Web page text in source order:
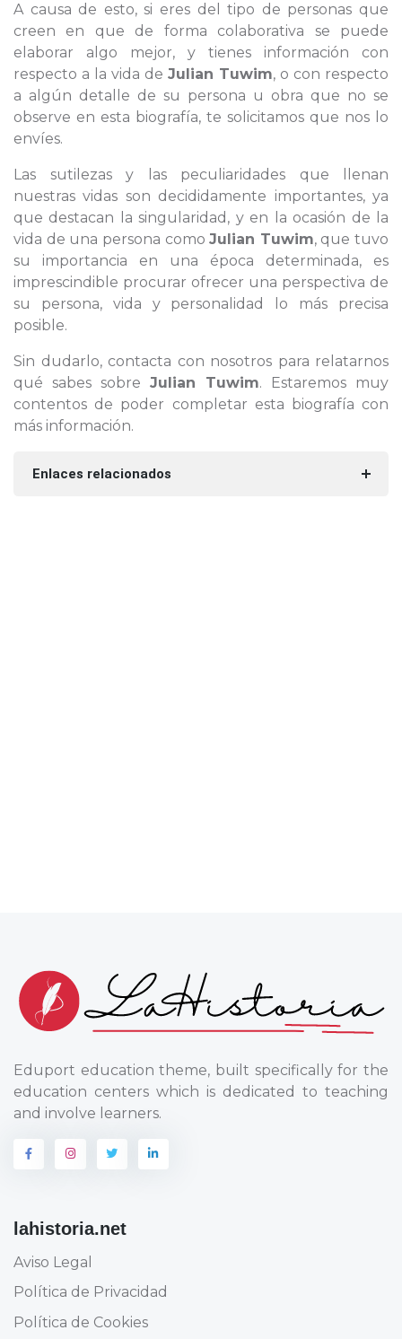
A causa de esto, si eres del tipo de personas que
creen en que de forma colaborativa se puede
elaborar algo mejor, y tienes información con
respecto a la vida de Julian Tuwim, o con respecto
a algún detalle de su persona u obra que no se
observe en esta biografía, te solicitamos que nos lo
envíes.
Las sutilezas y las peculiaridades que llenan
nuestras vidas son decididamente importantes, ya
que destacan la singularidad, y en la ocasión de la
vida de una persona comoJulian Tuwim, que tuvo
su importancia en una época determinada, es
imprescindible procurar ofrecer una perspectiva de
su persona, vida y personalidad lo más precisa
posible.
Sin dudarlo, contacta con nosotros para relatarnos
qué sabes sobre Julian Tuwim. Estaremos muy
contentos de poder completar esta biografía con
más información.
Enlaces relacionados
Eduport education theme, built specifically for the
education centers which is dedicated to teaching
and involve learners.
lahistoria.net
Aviso Legal
Política de Privacidad
Política de Cookies